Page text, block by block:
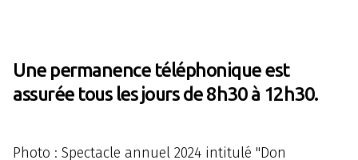
Une permanence téléphonique est
assurée tous les jours de 8h30 à 12h30.
Photo : Spectacle annuel 2024 intitulé "Don